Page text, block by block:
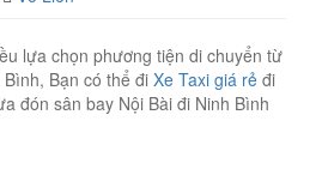
lựa chọn phương tiện di chuyển từ
Bạn có thể đi Xe Taxi giá rẻ đi
đón sân bay Nội Bài đi Ninh Bình